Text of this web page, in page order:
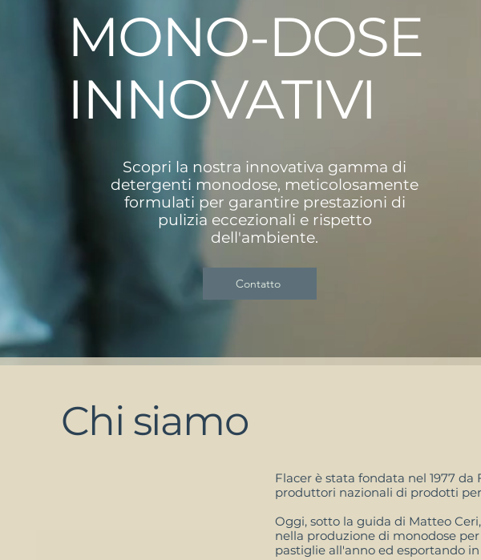
MONO-DOSE
INNOVATIVI
Scopri la nostra innovativa gamma di
detergenti monodose, meticolosamente
formulati per garantire prestazioni di
pulizia eccezionali e rispetto
dell'ambiente.
Contatto
Chi siamo
Flacer è stata fondata nel 1977
produttori nazionali di prodotti
Oggi, sotto la guida di Matteo
nella produzione di monodose
pastiglie all'anno ed esportando